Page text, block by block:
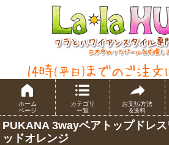
ホーム
ページ
カテゴリ
一覧
お支払方法
&送料
PUKANA 3wayベアトップドレ
ッドオレンジ